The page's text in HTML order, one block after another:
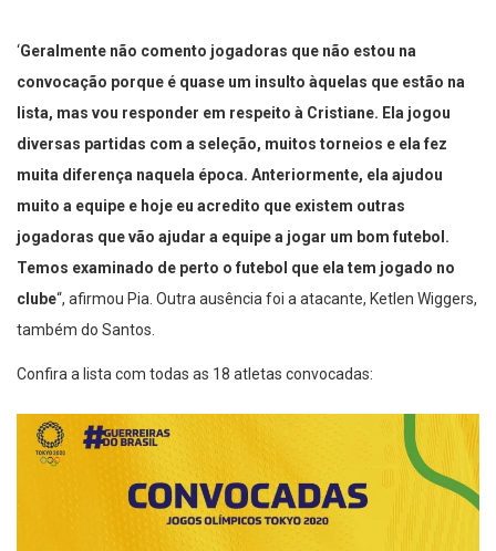
Geralmente não comento jogadoras que não estou na
convocação porque é quase um insulto àquelas que estão na
lista, mas vou responder em respeito à Cristiane. Ela jogou
diversas partidas com a seleção, muitos torneios e ela fez
muita diferença naquela época. Anteriormente, ela ajudou
muito a equipe e hoje eu acredito que existem outras
jogadoras que vão ajudar a equipe a jogar um bom futebol.
Temos examinado de perto o futebol que ela tem jogado no
clube “, afirmou Pia. Outra ausência foi a atacante, Ketlen Wiggers,
também do Santos.
Confira a lista com todas as 18 atletas convocadas: